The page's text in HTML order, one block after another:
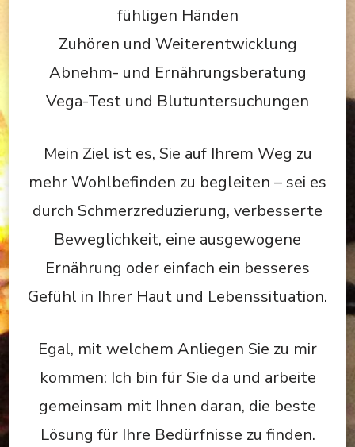
fühligen Händen
Zuhören und Weiterentwicklung
Abnehm- und Ernährungsberatung
Vega-Test und Blutuntersuchungen
Mein Ziel ist es, Sie auf Ihrem Weg zu
mehr Wohlbefinden zu begleiten – sei es
durch Schmerzreduzierung, verbesserte
Beweglichkeit, eine ausgewogene
Ernährung oder einfach ein besseres
Gefühl in Ihrer Haut und Lebenssituation.
Egal, mit welchem Anliegen Sie zu mir
kommen: Ich bin für Sie da und arbeite
gemeinsam mit Ihnen daran, die beste
Lösung für Ihre Bedürfnisse zu finden.